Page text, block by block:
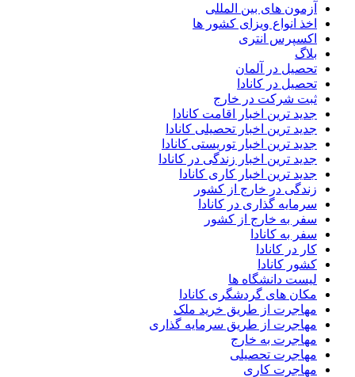
آزمون های بین المللی
اخذ انواع ویزای کشور ها
اکسپرس انتری
بلاگ
تحصیل در آلمان
تحصیل در کانادا
ثبت شرکت در خارج
جدید ترین اخبار اقامت کانادا
جدید ترین اخبار تحصیلی کانادا
جدید ترین اخبار توریستی کانادا
جدید ترین اخبار زندگی در کانادا
جدید ترین اخبار کاری کانادا
زندگی در خارج از کشور
سرمایه گذاری در کانادا
سفر به خارج از کشور
سفر به کانادا
کار در کانادا
کشور کانادا
لیست دانشگاه ها
مکان های گردشگری کانادا
مهاجرت از طریق خرید ملک
مهاجرت از طریق سرمایه گذاری
مهاجرت به خارج
مهاجرت تحصیلی
مهاجرت کاری